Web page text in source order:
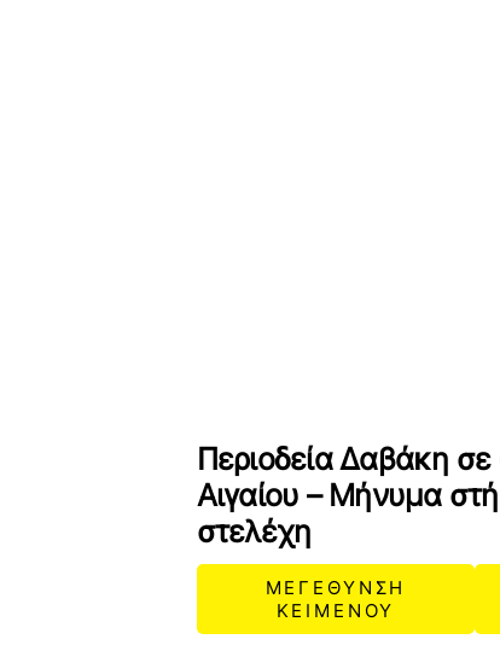
Περιοδεία Δαβάκη
Αιγαίου – Μήνυμα
στελέχη
ΜΕΓΕΘΥΝΣΗ
ΚΕΙΜΕΝΟΥ